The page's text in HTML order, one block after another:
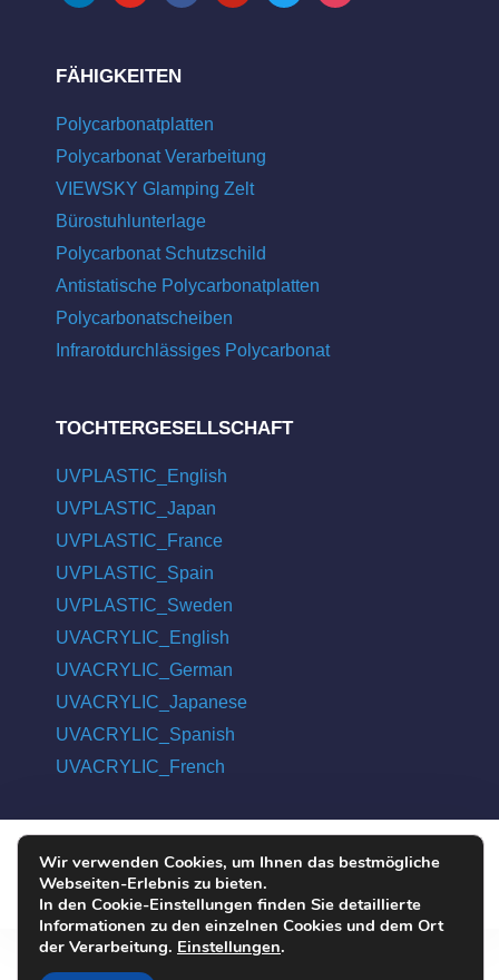
FÄHIGKEITEN
Polycarbonatplatten
Polycarbonat Verarbeitung
VIEWSKY Glamping Zelt
Bürostuhlunterlage
Polycarbonat Schutzschild
Antistatische Polycarbonatplatten
Polycarbonatscheiben
Infrarotdurchlässiges Polycarbonat
TOCHTERGESELLSCHAFT
UVPLASTIC_English
UVPLASTIC_Japan
UVPLASTIC_France
UVPLASTIC_Spain
UVPLASTIC_Sweden
UVACRYLIC_English
UVACRYLIC_German
UVACRYLIC_Japanese
UVACRYLIC_Spanish
UVACRYLIC_French
COPYRIGHT © 2004 - 2026 UVPLASTIC MATERIAL TECHNOLOGY
CO., LTD. ALL RIGHTS RESERVED
Wir verwenden Cookies, um Ihnen das bestmögliche
Webseiten-Erlebnis zu bieten.
In den Cookie-Einstellungen finden Sie detaillierte
Informationen zu den einzelnen Cookies und dem Ort
der Verarbeitung. Einstellungen.